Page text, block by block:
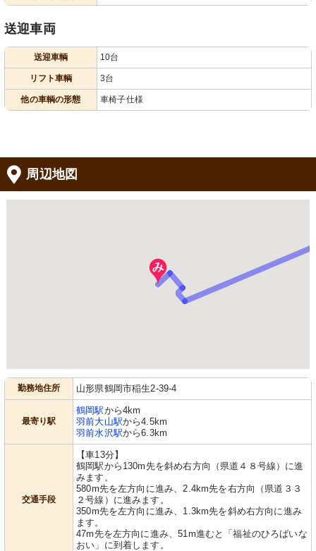
送迎車両
送迎車輌 10台
リフト車輌 3台
他の車輌の形態 車椅子仕様
周辺地図
勤務地住所 山形県鶴岡市稲生2-39-4
最寄り駅
鶴岡駅から4km
羽前大山駅から4.5km
羽前水沢駅から6.3km
交通手段
【車13分】
鶴岡駅から130m先を斜め右方向（県道４８号線）に進
みます。
580m先を左方向に進み、2.4km先を右方向（県道３３
２号線）に進みます。
350m先を左方向に進み、1.3km先を斜め右方向に進み
ます。
47m先を左方向に進み、51m進むと「福祉のひろばいな
おい」に到着します。